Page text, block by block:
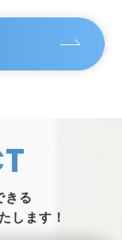
きる
します！